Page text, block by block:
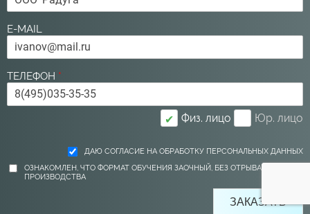
E-MAIL
ТЕЛЕФОН *
✔ Физ. лицо Юр. лицо
ДАЮ СОГЛАСИЕ НА ОБРАБОТКУ ПЕРСОНАЛЬНЫХ ДАННЫХ
ОЗНАКОМЛЕН, ЧТО ФОРМАТ ОБУЧЕНИЯ ЗАОЧНЫЙ, БЕЗ ОТРЫВА ОТ
ПРОИЗВОДСТВА